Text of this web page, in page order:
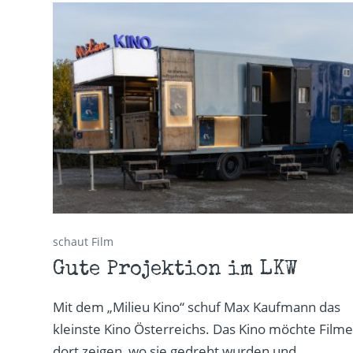
schaut Film
Gute Projektion im LKW
Mit dem „Milieu Kino“ schuf Max Kaufmann das
kleinste Kino Österreichs. Das Kino möchte Filme